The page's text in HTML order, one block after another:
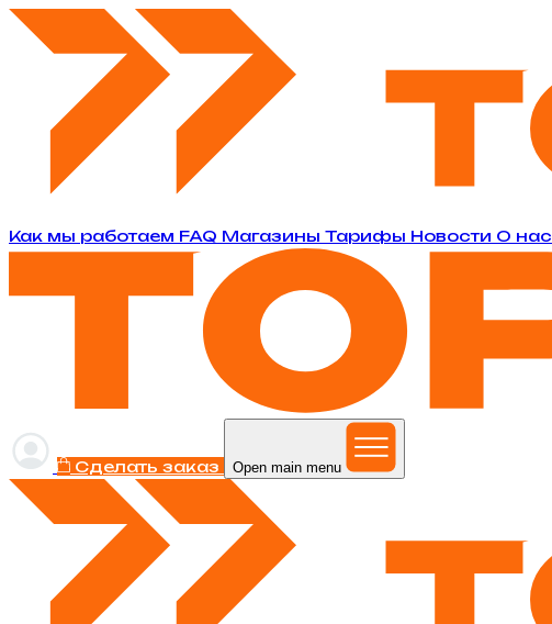
Как мы работаем FAQ Магазины Тарифы Новости O нас
Сделать заказ Open main menu